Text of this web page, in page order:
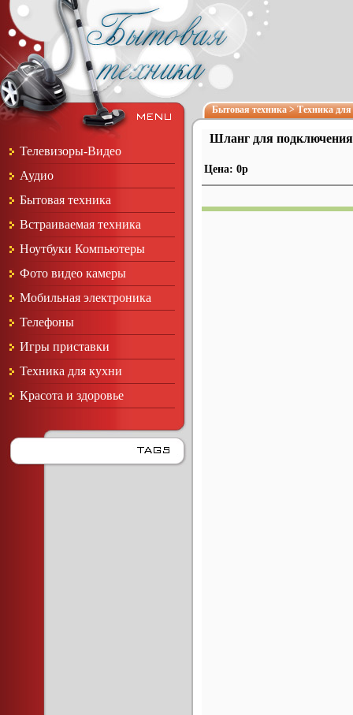
Телевизоры-Видео
Аудио
Бытовая техника
Встраиваемая техника
Ноутбуки Компьютеры
Фото видео камеры
Мобильная электроника
Телефоны
Игры приставки
Техника для кухни
Красота и здоровье
Бытовая техника>Техника
Шланг для
Цена: 0р